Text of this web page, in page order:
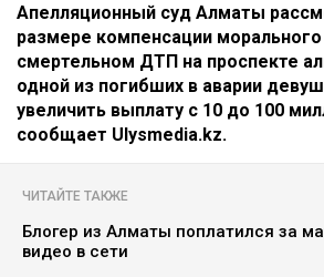
Апелляционный суд Алматы
размере компенсации
смертельном ДТП на проспекте
одной из погибших в аварии
увеличить выплату с 10 до 100
сообщает Ulysmedia.kz.
ЧИТАЙТЕ ТАКЖЕ
Блогер из Алматы поплатился за
видео в сети